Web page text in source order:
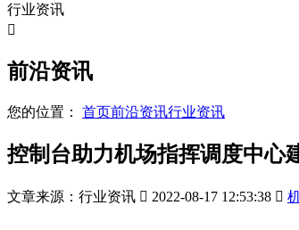
行业资讯

前沿资讯
您的位置： 首页前沿资讯行业资讯
控制台助力机场指挥调度中心
文章来源：行业资讯  2022-08-17 12:53:38 